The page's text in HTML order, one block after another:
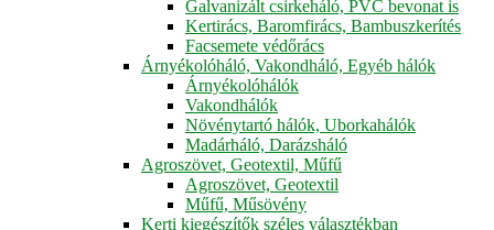
Galvanizált csirkeháló, PVC bevonat is
Kertirács, Baromfirács, Bambuszkerítés
Facsemete védőrács
Árnyékolóháló, Vakondháló, Egyéb hálók
Árnyékolóhálók
Vakondhálók
Növénytartó hálók, Uborkahálók
Madárháló, Darázsháló
Agroszövet, Geotextil, Műfű
Agroszövet, Geotextil
Műfű, Műsövény
Kerti kiegészítők széles választékban